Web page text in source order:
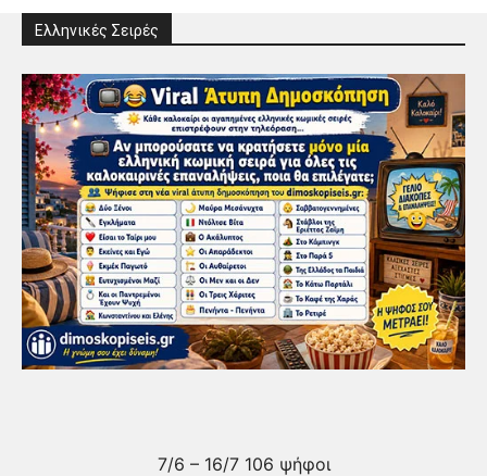
Ελληνικές Σειρές
7/6 – 16/7 106 ψήφοι